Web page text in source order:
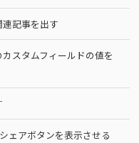
記事を出す
スタムフィールドの値を
ェアボタンを表示させる